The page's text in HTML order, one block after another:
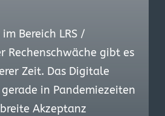
Bereich LRS /
Rechenschwäche gibt es
Zeit. Das Digitale
in Pandemiezeiten
Akzeptanz